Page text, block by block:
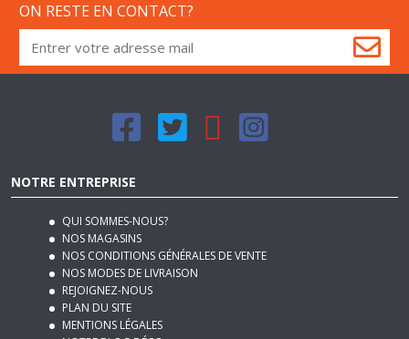
QUI SOMMES-NOUS?
NOS MAGASINS
NOS CONDITIONS GÉNÉRALES DE VENTE
NOS MODES DE LIVRAISON
REJOIGNEZ-NOUS
PLAN DU SITE
MENTIONS LÉGALES
NOTRE BLOG DÉCO